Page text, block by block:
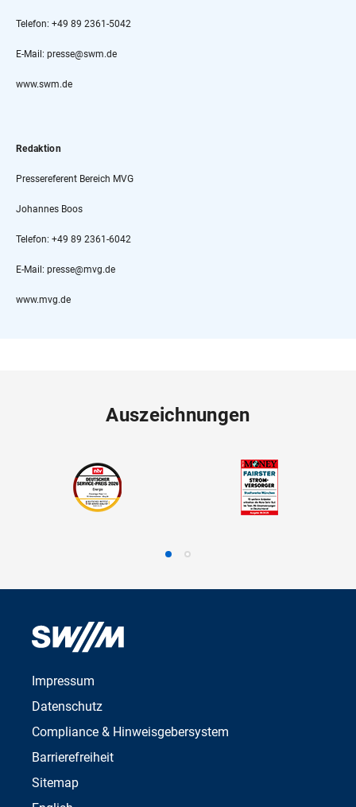
Telefon: +49 89 2361-5042
E-Mail: presse@swm.de
www.swm.de
Redaktion
Pressereferent Bereich MVG
Johannes Boos
Telefon: +49 89 2361-6042
E-Mail: presse@mvg.de
www.mvg.de
Auszeichnungen
Impressum
Datenschutz
Compliance & Hinweisgebersystem
Barrierefreiheit
Sitemap